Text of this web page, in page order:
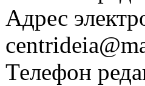
Адрес
Телефон